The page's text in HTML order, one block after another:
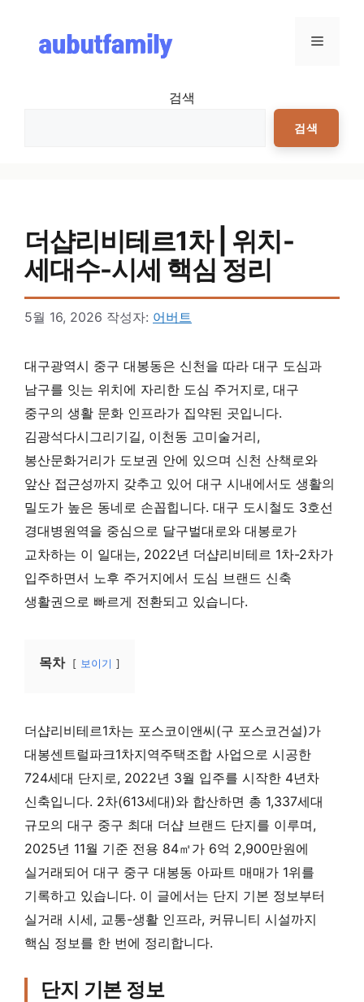
메뉴
검색
검색
더샵리비테르1차 | 위치-
세대수-시세 핵심 정리
5월 16, 2026 작성자: 어버트
대구광역시 중구 대봉동은 신천을 따라 대구 도심과
남구를 잇는 위치에 자리한 도심 주거지로, 대구
중구의 생활 문화 인프라가 집약된 곳입니다.
김광석다시그리기길, 이천동 고미술거리,
봉산문화거리가 도보권 안에 있으며 신천 산책로와
앞산 접근성까지 갖추고 있어 대구 시내에서도 생활의
밀도가 높은 동네로 손꼽힙니다. 대구 도시철도 3호선
경대병원역을 중심으로 달구벌대로와 대봉로가
교차하는 이 일대는, 2022년 더샵리비테르 1차-2차가
입주하면서 노후 주거지에서 도심 브랜드 신축
생활권으로 빠르게 전환되고 있습니다.
목차 보이기
더샵리비테르1차는 포스코이앤씨(구 포스코건설)가
대봉센트럴파크1차지역주택조합 사업으로 시공한
724세대 단지로, 2022년 3월 입주를 시작한 4년차
신축입니다. 2차(613세대)와 합산하면 총 1,337세대
규모의 대구 중구 최대 더샵 브랜드 단지를 이루며,
2025년 11월 기준 전용 84㎡가 6억 2,900만원에
실거래되어 대구 중구 대봉동 아파트 매매가 1위를
기록하고 있습니다. 이 글에서는 단지 기본 정보부터
실거래 시세, 교통-생활 인프라, 커뮤니티 시설까지
핵심 정보를 한 번에 정리합니다.
단지 기본 정보